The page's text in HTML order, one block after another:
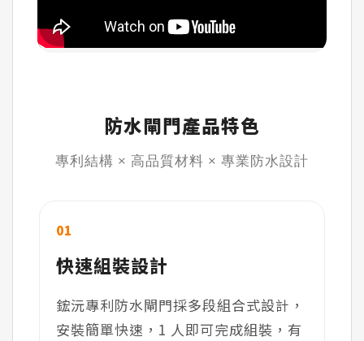
防水閘門產品特色
專利結構 × 高品質材料 × 專業防水設計
01
快速組裝設計
鋐沅專利防水閘門採多段組合式設計，
安裝簡單快速，1 人即可完成組裝，有